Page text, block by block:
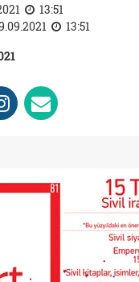
13:51
13:51